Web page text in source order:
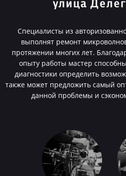
улица
Специалисты из
выполнят ремонт
протяжении многих лет.
опыту работы мастер
диагностики определить
также может предложить самый
данной проблемы и